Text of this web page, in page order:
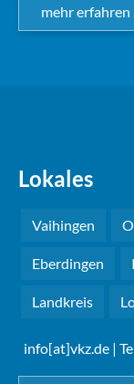
mehr erfahren
Lokales
Vaihingen
Eberdingen
Landkreis
info[at]vkz.de |